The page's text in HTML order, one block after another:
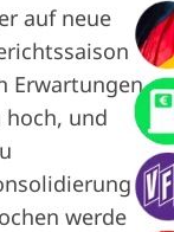
auf neue
Erwartungen
und
werde